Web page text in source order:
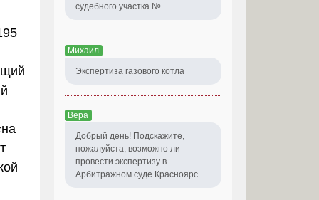
судебного участка № .............
Михаил
Экспертиза газового котла
Вера
Добрый день! Подскажите,
пожалуйста, возможно ли
провести экспертизу в
Арбитражном суде Красноярс...